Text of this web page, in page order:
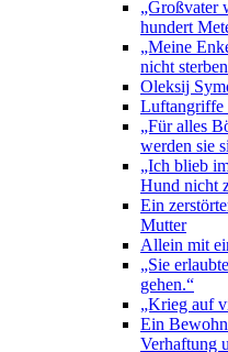
„Großvater
hundert
„Meine
nicht
Oleksij
Luftangriffe
„Für alles
werden sie
„Ich blieb
Hund nicht
Ein
Mutter
Allein mit
„Sie
gehen.“
„Krieg auf
Ein
Verhaftung